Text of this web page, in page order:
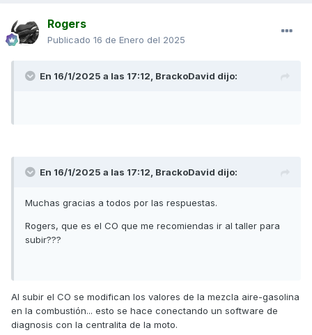
Rogers
Publicado 16 de Enero del 2025
En 16/1/2025 a las 17:12, BrackoDavid dijo:
En 16/1/2025 a las 17:12, BrackoDavid dijo:
Muchas gracias a todos por las respuestas.
Rogers, que es el CO que me recomiendas ir al taller para
subir???
Al subir el CO se modifican los valores de la mezcla aire-gasolina
en la combustión... esto se hace conectando un software de
diagnosis con la centralita de la moto.